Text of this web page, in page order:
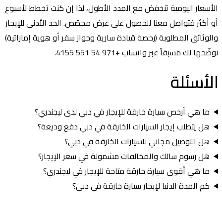
الأسعار اليومية تنخفض مع المدد الأطول، لذا إن كنت تخطط لأسبوع
أو أكثر فتواصل معنا للحصول على عرض مخصّص. الحد الأدنى للإيجار
والوثائق المطلوبة (رخصة قيادة سارية وجواز سفر أو هوية إماراتية)
نوضّحها لك مسبقاً عبر واتساب +971 54 551 4155.
الأسئلة
ما هي أرخص سيارة خارقة للإيجار في دبي لدى ليجندري؟
هل يتطلب إيجار السيارات الخارقة في دبي دفع وديعة؟
هل التوصيل مجاني للسيارات الخارقة في دبي؟
هل رسوم سالك والمخالفات مشمولة في سعر الإيجار؟
ما هي أقوى سيارة خارقة متاحة للإيجار في ليجندري؟
كم المدة الدنيا لإيجار سيارة خارقة في دبي؟